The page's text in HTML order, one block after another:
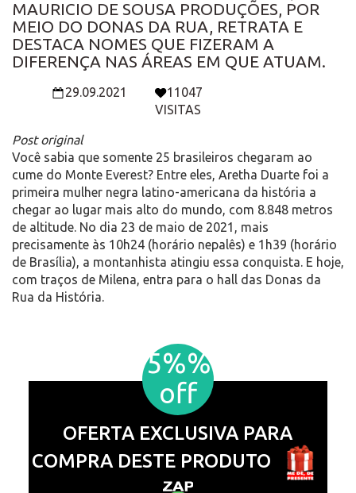
MAURICIO DE SOUSA PRODUÇÕES, POR
MEIO DO DONAS DA RUA, RETRATA E
DESTACA NOMES QUE FIZERAM A
DIFERENÇA NAS ÁREAS EM QUE ATUAM.
29.09.2021
11047
VISITAS
Post original
Você sabia que somente 25 brasileiros chegaram ao
cume do Monte Everest? Entre eles, Aretha Duarte foi a
primeira mulher negra latino-americana da história a
chegar ao lugar mais alto do mundo, com 8.848 metros
de altitude. No dia 23 de maio de 2021, mais
precisamente às 10h24 (horário nepalês) e 1h39 (horário
de Brasília), a montanhista atingiu essa conquista. E hoje,
com traços de Milena, entra para o hall das Donas da
Rua da História.
5%%
off
OFERTA EXCLUSIVA PARA
COMPRA DESTE PRODUTO